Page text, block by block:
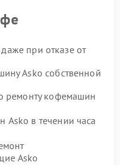
даже при отказе от
Asko собственной
ремонту кофемашин
в течении часа
Asko